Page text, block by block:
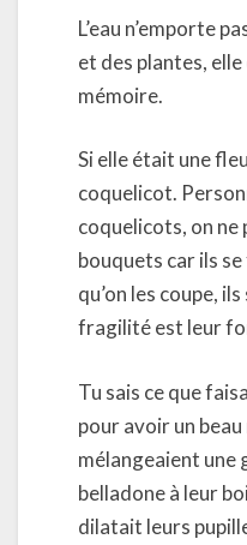
L’eau n’emporte
et des plantes,
mémoire.
Si elle était une
coquelicot.
coquelicots, on ne
bouquets car ils
qu’on les coupe,
fragilité est leur
Tu sais ce que
pour avoir un beau
mélangeaient une
belladone à leur
dilatait leurs